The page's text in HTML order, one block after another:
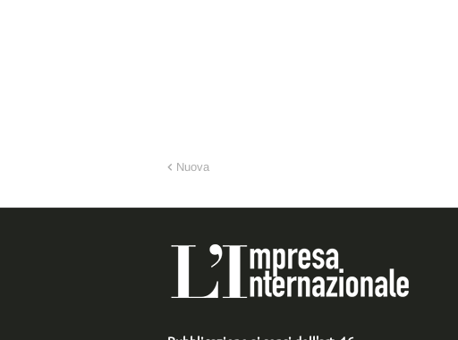
Nuova